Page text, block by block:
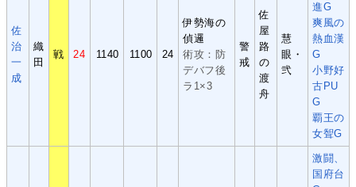
佐
治
一
成
織
田
戦 24 1140 1100 24
伊勢海の
偵邏
術攻：防
デバフ後
ラ1×3
警
戒
佐
屋
路
の
渡
舟
慧
眼・
弐
進G
爽風の
熱血漢
G
小野好
古PU
G
覇王の
女聟G
激闘、
国府台